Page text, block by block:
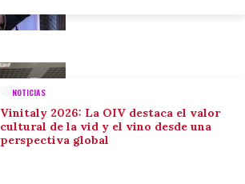
NOTICIAS
Vinitaly 2026: La OIV destaca el valor
cultural de la vid y el vino desde una
perspectiva global